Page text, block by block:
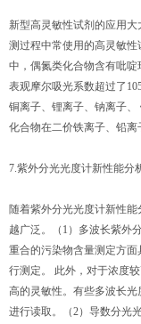
新型高灵敏性试剂的应用
测过程中常使用的高灵敏
中，偶氮类化合物含有吡
表观摩尔吸光系数超过了
铜离子、锂离子、钠离子
化合物在二价铁离子、铅离
7.紫外分光光度计新性能分
随着紫外分光光度计新性
越广泛。（1）多波长紫外
重合的污染物含量测定方
行测定。 此外，对于浓度
高的灵敏性。有些多波长
进行读取。（2）导数分光